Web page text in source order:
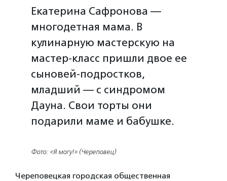
Екатерина Сафронова —
многодетная мама. В
кулинарную мастерскую на
мастер-класс пришли двое ее
сыновей-подростков,
младший — с синдромом
Дауна. Свои торты они
подарили маме и бабушке.
Фото: «Я могу!» (Череповец)
Череповецкая городская общественная